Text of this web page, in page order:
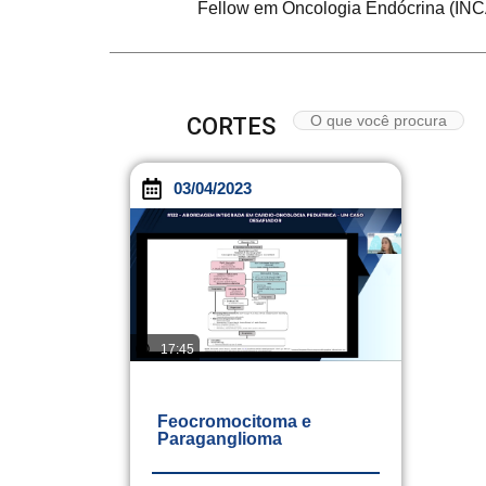
Fellow em Oncologia Endócrina
CORTES
03/04/2023
17:45
Feocromocitoma e
Paraganglioma